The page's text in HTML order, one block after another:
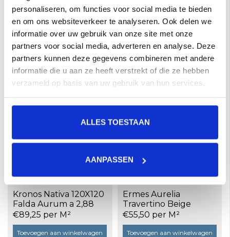
personaliseren, om functies voor social media te bieden
en om ons websiteverkeer te analyseren. Ook delen we
informatie over uw gebruik van onze site met onze
partners voor social media, adverteren en analyse. Deze
partners kunnen deze gegevens combineren met andere
informatie die u aan ze heeft verstrekt of die ze hebben
verzameld op basis van uw gebruik van hun services.
ALLES TOESTAAN
AANPASSEN
Kronos Nativa 120X120
Falda Tibur a 2,88 m²
€89,25 per M²
Toevoegen aan winkelwagen
Kronos Nativa 120X120
Falda Lux a 2,88 m²
€89,25 per M²
Toevoegen aan winkelwagen
Kronos Nativa 120X120
Falda Aurum a 2,88
m²
€89,25 per M²
Toevoegen aan winkelwagen
Ermes Aurelia
Travertino Beige
120x120 gerectificeerd
a 1,44 m²
€55,50 per M²
Toevoegen aan winkelwagen